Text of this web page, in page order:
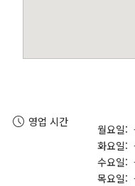
영업 시간
월요일:
화요일:
수요일:
목요일: